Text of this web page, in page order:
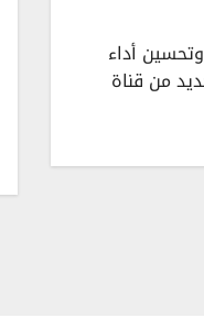
أقوى 6 إعدادات لتسريع ويندوز 11 وتحسين أداء
من قناة